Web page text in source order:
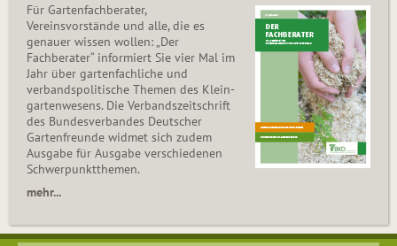
Für Gartenfachberater,
Vereinsvorstände und alle, die es
genauer wissen wollen: „Der
Fachberater“ informiert Sie vier Mal im
Jahr über gartenfachliche und
verbandspolitische Themen des Klein­
gar­ten­wesens. Die Ver­bands­zeit­schrift
des Bun­des­ver­ban­des Deutscher
Gartenfreunde widmet sich zudem
Ausgabe für Ausgabe verschiedenen
Schwer­punkt­the­men.
mehr...